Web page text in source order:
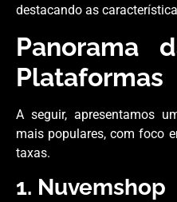
destacando as
Panorama
Plataformas
A seguir, apresentamos
mais populares, com foco
taxas.
1. Nuvemshop